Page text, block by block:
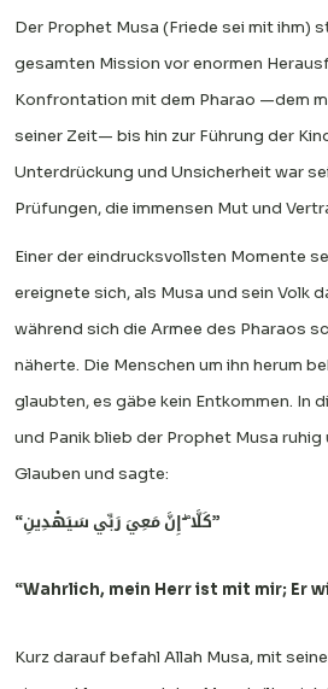
Der Prophet Musa (Friede sei mit ihm)
gesamten Mission vor enormen
Konfrontation mit dem Pharao —dem
seiner Zeit— bis hin zur Führung der
Unterdrückung und Unsicherheit war
Prüfungen, die immensen Mut und
Einer der eindrucksvollsten Momente
ereignete sich, als Musa und sein Volk
während sich die Armee des Pharaos
näherte. Die Menschen um ihn herum
glaubten, es gäbe kein Entkommen. In
und Panik blieb der Prophet Musa
Glauben und sagte:
“كَلَّا ۖ إِنَّ مَعِيَ رَبِّي سَيَهْدِينِ”
“Wahrlich, mein Herr ist mit mir; Er
Kurz darauf befahl Allah Musa, mit